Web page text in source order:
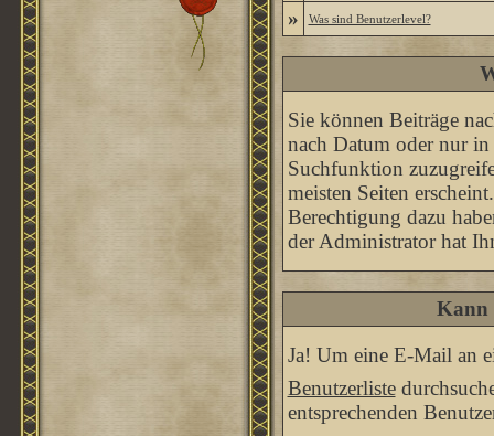
» Was sind Benutzerlevel?
Sie können Beiträge
nach Datum oder nur
Suchfunktion
meisten Seiten
Berechtigung dazu
der Administrator hat
Kann
Ja! Um eine E-Mail an
Benutzerliste
entsprechenden